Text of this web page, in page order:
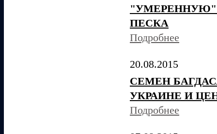
ПЕСКА
Подробнее
20.08.2015
СЕМЕН
УКРАИНЕ И
Подробнее